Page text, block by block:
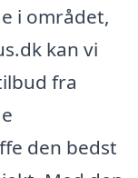
i området,
kan vi
fra
den bedst